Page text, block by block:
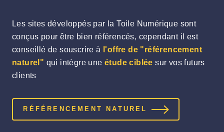
Les sites développés par la Toile Numérique sont
conçus pour être bien référencés, cependant il est
conseillé de souscrire à l'offre de "référencement
naturel" qui intègre uneétude ciblée sur vos futurs
clients
RÉFÉRENCEMENT NATUREL